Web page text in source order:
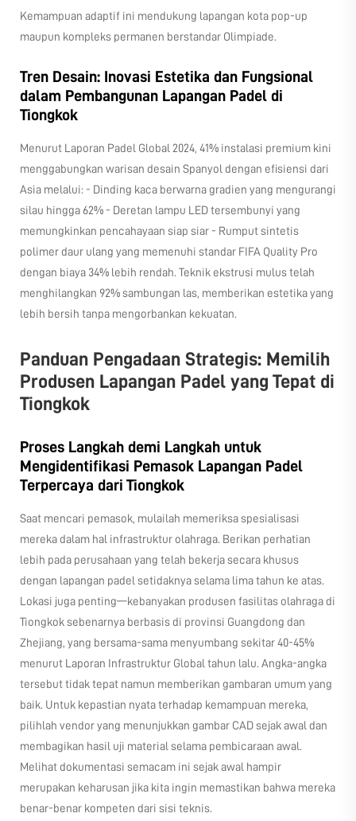
Kemampuan adaptif ini mendukung lapangan kota pop-up
maupun kompleks permanen berstandar Olimpiade.
Tren Desain: Inovasi Estetika dan Fungsional
dalam Pembangunan Lapangan Padel di
Tiongkok
Menurut Laporan Padel Global 2024, 41% instalasi premium kini
menggabungkan warisan desain Spanyol dengan efisiensi dari
Asia melalui: - Dinding kaca berwarna gradien yang mengurangi
silau hingga 62% - Deretan lampu LED tersembunyi yang
memungkinkan pencahayaan siap siar - Rumput sintetis
polimer daur ulang yang memenuhi standar FIFA Quality Pro
dengan biaya 34% lebih rendah. Teknik ekstrusi mulus telah
menghilangkan 92% sambungan las, memberikan estetika yang
lebih bersih tanpa mengorbankan kekuatan.
Panduan Pengadaan Strategis: Memilih
Produsen Lapangan Padel yang Tepat di
Tiongkok
Proses Langkah demi Langkah untuk
Mengidentifikasi Pemasok Lapangan Padel
Terpercaya dari Tiongkok
Saat mencari pemasok, mulailah memeriksa spesialisasi
mereka dalam hal infrastruktur olahraga. Berikan perhatian
lebih pada perusahaan yang telah bekerja secara khusus
dengan lapangan padel setidaknya selama lima tahun ke atas.
Lokasi juga penting—kebanyakan produsen fasilitas olahraga di
Tiongkok sebenarnya berbasis di provinsi Guangdong dan
Zhejiang, yang bersama-sama menyumbang sekitar 40-45%
menurut Laporan Infrastruktur Global tahun lalu. Angka-angka
tersebut tidak tepat namun memberikan gambaran umum yang
baik. Untuk kepastian nyata terhadap kemampuan mereka,
pilihlah vendor yang menunjukkan gambar CAD sejak awal dan
membagikan hasil uji material selama pembicaraan awal.
Melihat dokumentasi semacam ini sejak awal hampir
merupakan keharusan jika kita ingin memastikan bahwa mereka
benar-benar kompeten dari sisi teknis.